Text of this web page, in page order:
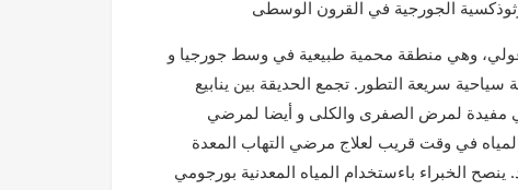
الجورجية في القرون الوسطى
وهي منطقة محمية طبيعية في وسط جورجيا و
سياحية سريعة التطور. تجمع الحديقة بين ينابيع
مفيدة لمرض الصفرى والكلى و أيضا لمرضي
في وقت قريب لعلاج مرضي التهاب المعدة
الخبراء باءستخدام المياه المعدنية بورجومي